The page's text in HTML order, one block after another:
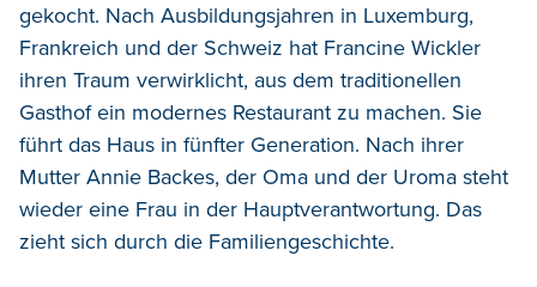
gekocht. Nach Ausbildungsjahren in Luxemburg,
Frankreich und der Schweiz hat Francine Wickler
ihren Traum verwirklicht, aus dem traditionellen
Gasthof ein modernes Restaurant zu machen. Sie
führt das Haus in fünfter Generation. Nach ihrer
Mutter Annie Backes, der Oma und der Uroma steht
wieder eine Frau in der Hauptverantwortung. Das
zieht sich durch die Familiengeschichte.